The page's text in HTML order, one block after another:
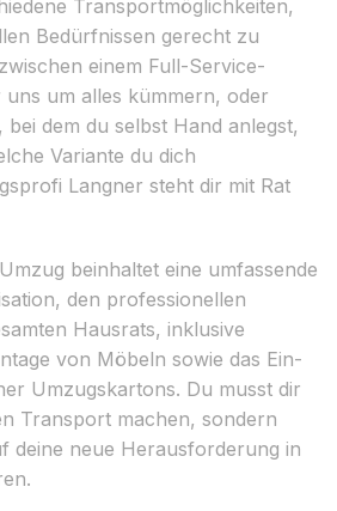
Transportmöglichkeiten,
Bedürfnissen gerecht zu
einem Full-Service-
um alles kümmern, oder
dem du selbst Hand anlegst,
Variante du dich
Langner steht dir mit Rat
beinhaltet eine umfassende
den professionellen
Hausrats, inklusive
von Möbeln sowie das Ein-
Umzugskartons. Du musst dir
Transport machen, sondern
deine neue Herausforderung in